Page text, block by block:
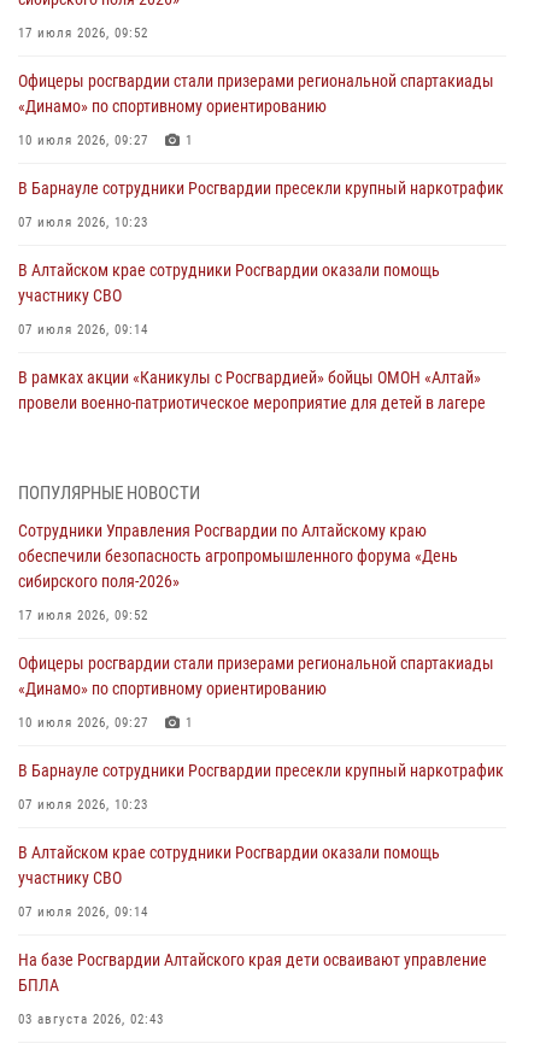
17 июля 2026, 09:52
Офицеры росгвардии стали призерами региональной спартакиады
«Динамо» по спортивному ориентированию
10 июля 2026, 09:27 1
В Барнауле сотрудники Росгвардии пресекли крупный наркотрафик
07 июля 2026, 10:23
В Алтайском крае сотрудники Росгвардии оказали помощь
участнику СВО
07 июля 2026, 09:14
В рамках акции «Каникулы с Росгвардией» бойцы ОМОН «Алтай»
провели военно-патриотическое мероприятие для детей в лагере
акции «Коробка храбрости»
Сотрудники Росгвардии провели встречу с юными пограничниками
03 июля 2026, 04:03
Управление Росгвардии по Алтайскому краю провело для детей
02 июля 2026, 00:55
Алтайскому краю подведены итоги «прямой линии»
01 июля 2026, 07:49
ПОПУЛЯРНЫЕ НОВОСТИ
Сотрудники Управления Росгвардии по Алтайскому краю
обеспечили безопасность агропромышленного форума «День
сибирского поля-2026»
17 июля 2026, 09:52
Офицеры росгвардии стали призерами региональной спартакиады
«Динамо» по спортивному ориентированию
10 июля 2026, 09:27 1
В Барнауле сотрудники Росгвардии пресекли крупный наркотрафик
07 июля 2026, 10:23
В Алтайском крае сотрудники Росгвардии оказали помощь
участнику СВО
07 июля 2026, 09:14
На базе Росгвардии Алтайского края дети осваивают управление
БПЛА
03 августа 2026, 02:43